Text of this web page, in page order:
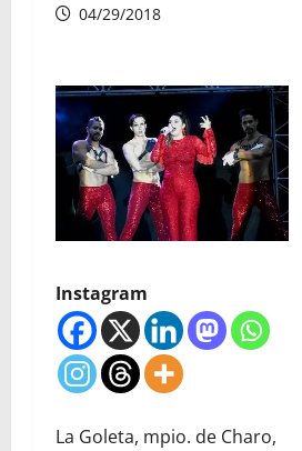
04/29/2018
Instagram
La Goleta, mpio. de Charo,